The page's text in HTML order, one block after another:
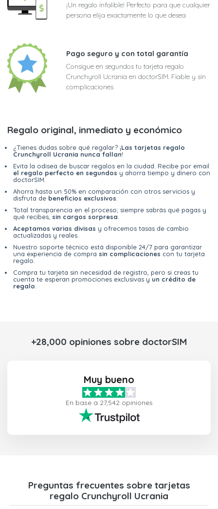
¡Un regalo infalible! Perfecto para que cualquier
persona elija exactamente lo que desea
Pago seguro y con total garantía
Consigue en segundos tu tarjeta regalo
Crunchyroll Ucrania en doctorSIM. Fiable y sin
complicaciones
Regalo original, inmediato y económico
¿Tienes dudas sobre qué regalar? ¡Las tarjetas regalo
Crunchyroll Ucrania nunca fallan!
Evita la odisea de buscar regalos en la ciudad. Recibe por email
el regalo perfecto en segundos y ahorra tiempo y dinero con
doctorSIM.
Ahorra hasta un 50% en comparación con otros servicios y
disfruta de beneficios exclusivos
Total transparencia en el proceso; siempre sabrás qué pagas y
qué recibes, sin cargos sorpresa
Aceptamos varias divisas y ofrecemos tasas de cambio
actualizadas y reales.
Nuestro soporte técnico está disponible 24/7 para garantizar
una experiencia de compra sin complicaciones con tu tarjeta
regalo.
Compra tu tarjeta sin necesidad de registro, pero si creas tu
cuenta te esperan promociones exclusivas y un crédito de
regalo
+28,000 opiniones sobre doctorSIM
Muy bueno
En base a 27,542 opiniones
Preguntas frecuentes sobre tarjetas
regalo Crunchyroll Ucrania